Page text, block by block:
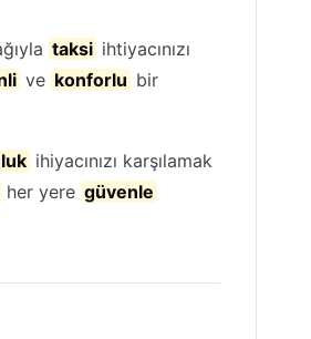
taksi ihtiyacınızı
ve konforlu bir
ihiyacınızı karşılamak
her yere güvenle